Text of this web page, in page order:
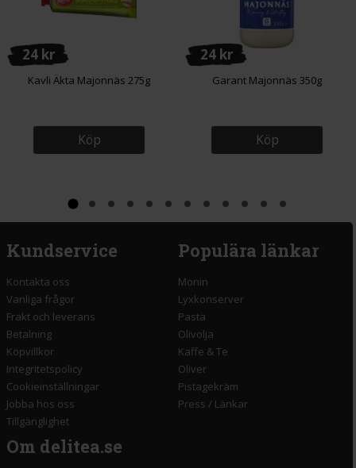
24 kr
Kavli Äkta Majonnäs 275g
Köp
24 kr
Garant Majonnäs 350g
Köp
Kundservice
Kontakta oss
Vanliga frågor
Frakt och leverans
Betalning
Köpvillkor
Integritetspolicy
Cookieinställningar
Jobba hos oss
Tillgänglighet
Populära länkar
Monin
Lyxkonserver
Pasta
Olivolja
Kaffe & Te
Oliver
Pistagekräm
Press / Länkar
Om delitea.se